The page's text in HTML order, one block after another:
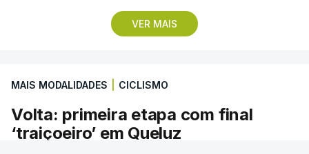
VER MAIS
A inesperada vitória do Torreense na Taça de
relegou o Sporting de Braga, quarto, para a Liga
Conferência, competição que disputa pela primeira
vez.
MAIS MODALIDADES CICLISMO
Volta: primeira etapa com final
‘traiçoeiro’ em Queluz